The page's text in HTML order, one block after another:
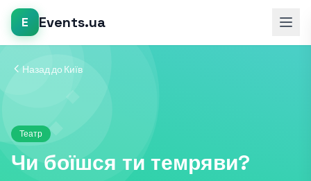
E Events.ua
Назад до Київ
Театр
Чи боїшся ти темряви?